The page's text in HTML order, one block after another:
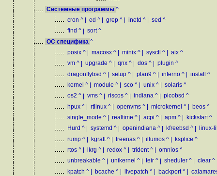
Системные программы ^
cron ^ | ed ^ | grep ^ | inetd ^ | sed ^
find ^ | sort ^
ОС специфика ^
posix ^ | macosx ^ | minix ^ | sysctl ^ | aix ^
vm ^ | upgrade ^ | qnx ^ | dos ^ | plugin ^
dragonflybsd ^ | setup ^ | plan9 ^ | inferno ^ | install ^
kernel ^ module ^ sco ^ unix ^ solaris ^
os2 ^ | vms ^ | riscos ^ | indiana ^ | picobsd ^
hpux ^ | rtlinux ^ | openvms ^ | microkernel ^ | beos ^
single_mode ^ realtime ^ acpi ^ apm ^ kickstart ^
Hurd ^ | systemd ^ | openindiana ^ | kfreebsd ^ |
linux-
rump ^ | kgraft ^ | freenas ^ | illumos ^ | ksplice ^
rtos ^ lkrg ^ redox ^ trident ^ omnios ^
unbreakable ^ | unikernel ^ | teir ^ | sheduler ^ | clear ^
kpatch ^ | bcache ^ | livepatch ^ | backport ^ |